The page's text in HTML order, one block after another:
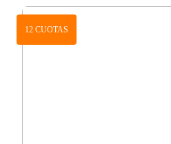
12 CUOTAS